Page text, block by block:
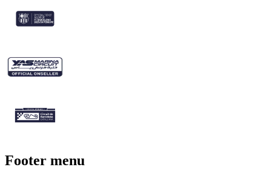
Footer menu